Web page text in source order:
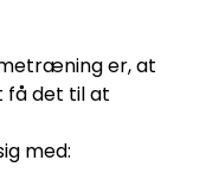
er, at
få det til at
med: